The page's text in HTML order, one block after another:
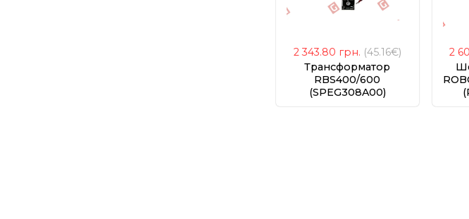
2 343.80 грн. (45.16€)
Трансформатор
RBS400/600
(SPEG308A00)
2